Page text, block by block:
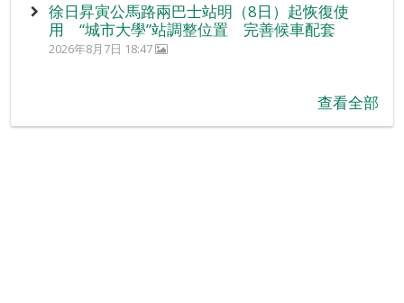
徐日昇寅公馬路兩巴士站明（8日）起恢復使
用 “城市大學”站調整位置 完善候車配套
2026年8月7日 18:47
查看全部